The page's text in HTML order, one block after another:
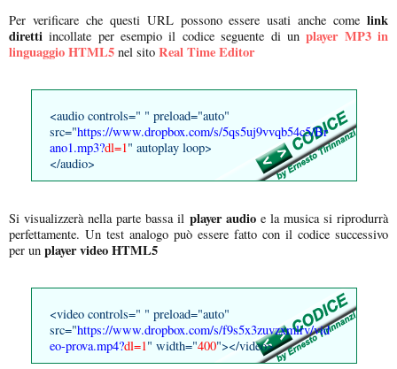
Per verificare che questi URL possono essere usati anche come link
diretti incollate per esempio il codice seguente di unplayer MP3 in
linguaggio HTML5 nel sito Real Time Editor
<audio controls=" " preload="auto"
src="https://www.dropbox.com/s/5qs5uj9vvqb54c5/Br
ano1.mp3?dl=1" autoplay loop>
</audio>
Si visualizzerà nella parte bassa il player audioe la musica si riprodurrà
perfettamente. Un test analogo può essere fatto con il codice successivo
per un player video HTML5
<video controls=" " preload="auto"
src="https://www.dropbox.com/s/f9s5x3zuvzxmlrv/vid
eo-prova.mp4?dl=1" width="400"></video>